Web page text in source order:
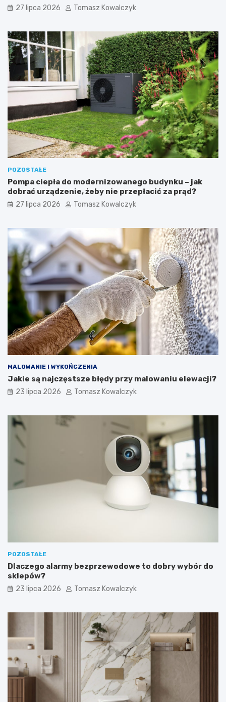
27 lipca 2026 Tomasz Kowalczyk
POZOSTAŁE
Pompa ciepła do modernizowanego budynku – jak
dobrać urządzenie, żeby nie przepłacić za prąd?
27 lipca 2026 Tomasz Kowalczyk
MALOWANIE I WYKOŃCZENIA
Jakie są najczęstsze błędy przy malowaniu elewacji?
23 lipca 2026 Tomasz Kowalczyk
POZOSTAŁE
Dlaczego alarmy bezprzewodowe to dobry wybór do
sklepów?
23 lipca 2026 Tomasz Kowalczyk